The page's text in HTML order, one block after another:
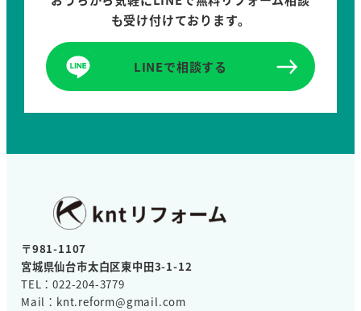
も受け付けております。
LINEで相談する
〒981-1107
宮城県仙台市太白区東中田3-1-12
TEL：022-204-3779
Mail：knt.reform@gmail.com